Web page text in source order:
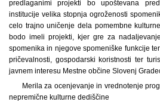
predlaganimi projekti bo upoštevana
institucije velika stopnja ogroženosti
celo trajno uničenje dela pomembne
bodo imeli projekti, kjer gre za
spomenika in njegove spomeniške funkcije
pričevalnosti, gospodarski koristnosti ter
javnem interesu Mestne občine Slovenj
Merila za ocenjevanje in vrednotenje
nepremične kulturne dediščine